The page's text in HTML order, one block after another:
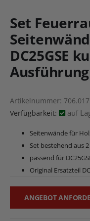
Bildgalerie
springen
der
Bildgalerie
springen
Set
DC25GSE
Artikelnummer
Verfügbarkeit:
auf
Seitenwände für
Set bestehend aus
passend für
Original Ersatzteil
ANGEBOT